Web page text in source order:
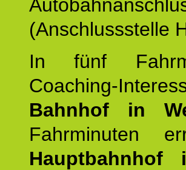
(Anschlussstelle
In fünf
Coaching-
Bahnhof in
Fahrminuten
Hauptbahnhof